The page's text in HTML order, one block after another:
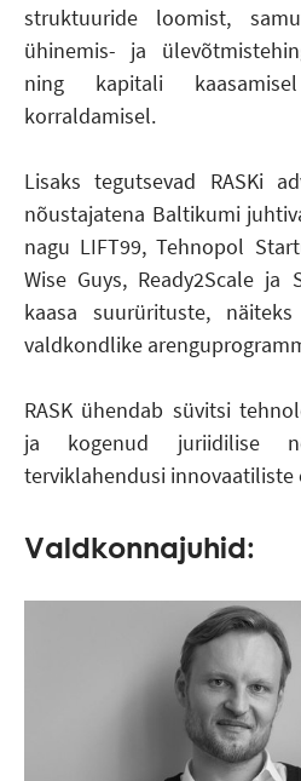
struktuuride loomist,
ühinemis- ja
ning kapitali
korraldamisel.
Lisaks tegutsevad RASKi
nõustajatena Baltikumi
nagu LIFT99, Tehnopol
Wise Guys, Ready2Scale
kaasa suurürituste,
valdkondlike
RASK ühendab süvitsi
ja kogenud juriidilise
terviklahendusi innovaatiliste
Valdkonnajuhid: